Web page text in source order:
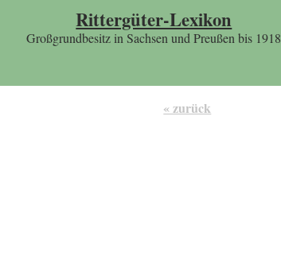
Rittergüter-Lexikon
Großgrundbesitz in Sachsen und Preußen bis 1918
« zurück